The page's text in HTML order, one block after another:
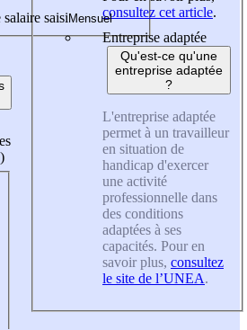
saisi
consultez cet article.
Entreprise adaptée
Qu'est-ce qu'une
entreprise adaptée
?
L'entreprise adaptée
permet à un travailleur
en situation de
handicap d'exercer
une activité
professionnelle dans
des conditions
adaptées à ses
capacités. Pour en
savoir plus, consultez
le site de l’UNEA.